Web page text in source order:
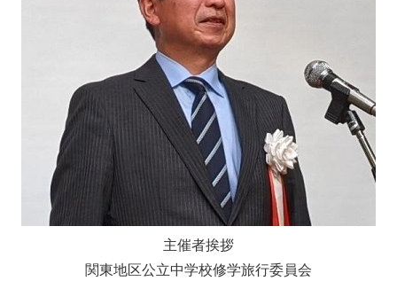
主催者挨拶
関東地区公立中学校修学旅行委員会